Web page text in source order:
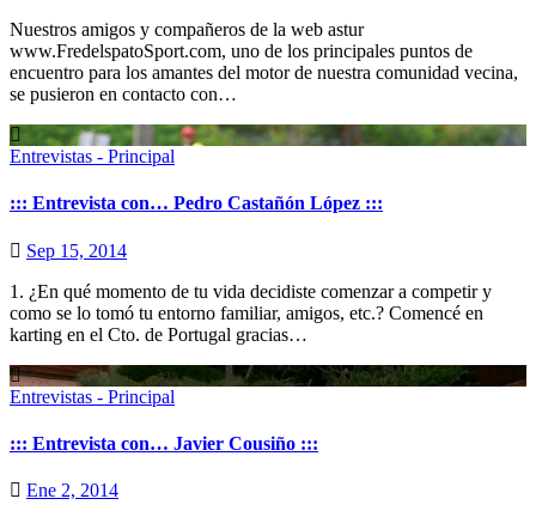
Nuestros amigos y compañeros de la web astur
www.FredelspatoSport.com, uno de los principales puntos de
encuentro para los amantes del motor de nuestra comunidad vecina,
se pusieron en contacto con…
Entrevistas - Principal
::: Entrevista con… Pedro Castañón López :::
Sep 15, 2014
1. ¿En qué momento de tu vida decidiste comenzar a competir y
como se lo tomó tu entorno familiar, amigos, etc.? Comencé en
karting en el Cto. de Portugal gracias…
Entrevistas - Principal
::: Entrevista con… Javier Cousiño :::
Ene 2, 2014